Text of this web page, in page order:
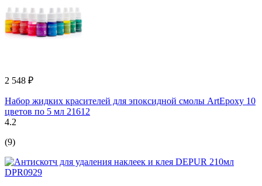
2 548 ₽
Набор жидких красителей для эпоксидной смолы ArtEpoxy 10
цветов по 5 мл 21612
4.2
(9)